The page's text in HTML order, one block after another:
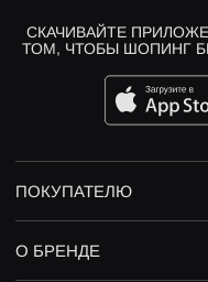
СКАЧИВАЙТЕ
ТОМ, ЧТОБЫ ШОПИНГ
ПОКУПАТЕЛЮ
О БРЕНДЕ